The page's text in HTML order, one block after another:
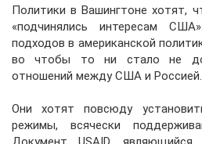
Политики в Вашингтоне хотят,
«подчинялись интересам
подходов в американской
во чтобы то ни стало не
отношений между США и Россией.
Они хотят повсюду
режимы, всячески